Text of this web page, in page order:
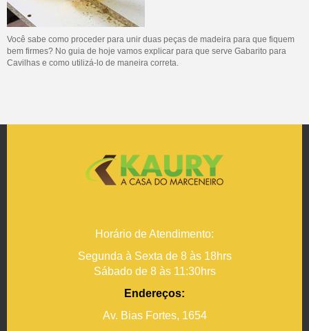
Você sabe como proceder para unir duas peças de madeira para que fiquem
bem firmes? No guia de hoje vamos explicar para que serve Gabarito para
Cavilhas e como utilizá-lo de maneira correta.
Horário de Atendimento:
Segunda à Sexta de 8 às 18hrs
Sábado de 8 às 11:30hrs
Endereços:
Av. Bias Fortes, 1654